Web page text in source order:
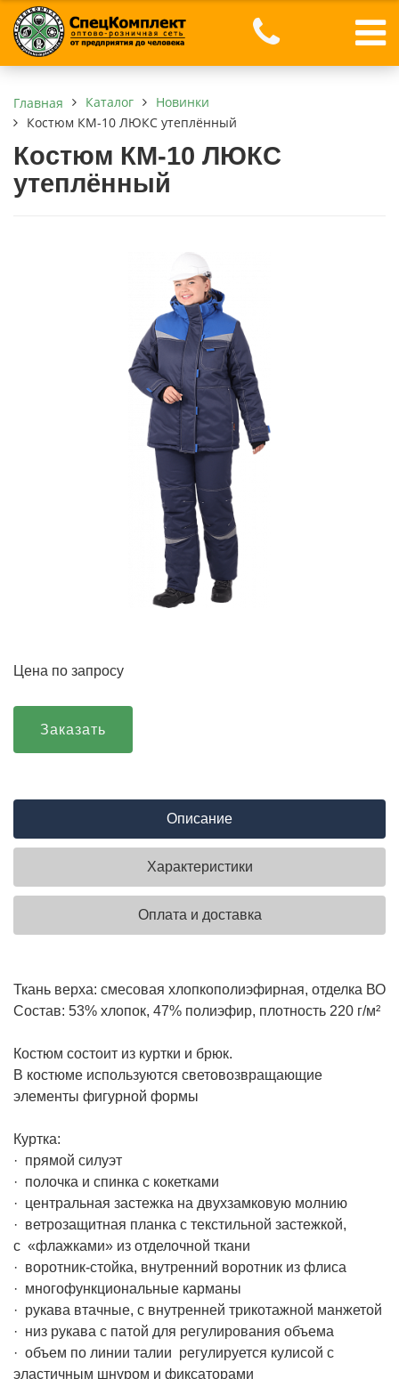
Главная Каталог
Новинки
Костюм КМ-10 ЛЮКС утеплённый
Костюм КМ-10 ЛЮКС
утеплённый
Цена по запросу
Заказать
Описание
Характеристики
Оплата и доставка
Ткань верха: смесовая хлопкополиэфирная, отделка ВО
Состав: 53% хлопок, 47% полиэфир, плотность 220 г/м²
Костюм состоит из куртки и брюк.
В костюме используются световозвращающие
элементы фигурной формы
Куртка:
· прямой силуэт
· полочка и спинка с кокетками
· центральная застежка на двухзамковую молнию
· ветрозащитная планка с текстильной застежкой,
с «флажками» из отделочной ткани
· воротник-стойка, внутренний воротник из флиса
· многофункциональные карманы
· рукава втачные, с внутренней трикотажной манжетой
· низ рукава с патой для регулирования объема
· объем по линии талии регулируется кулисой с
эластичным шнуром и фиксаторами